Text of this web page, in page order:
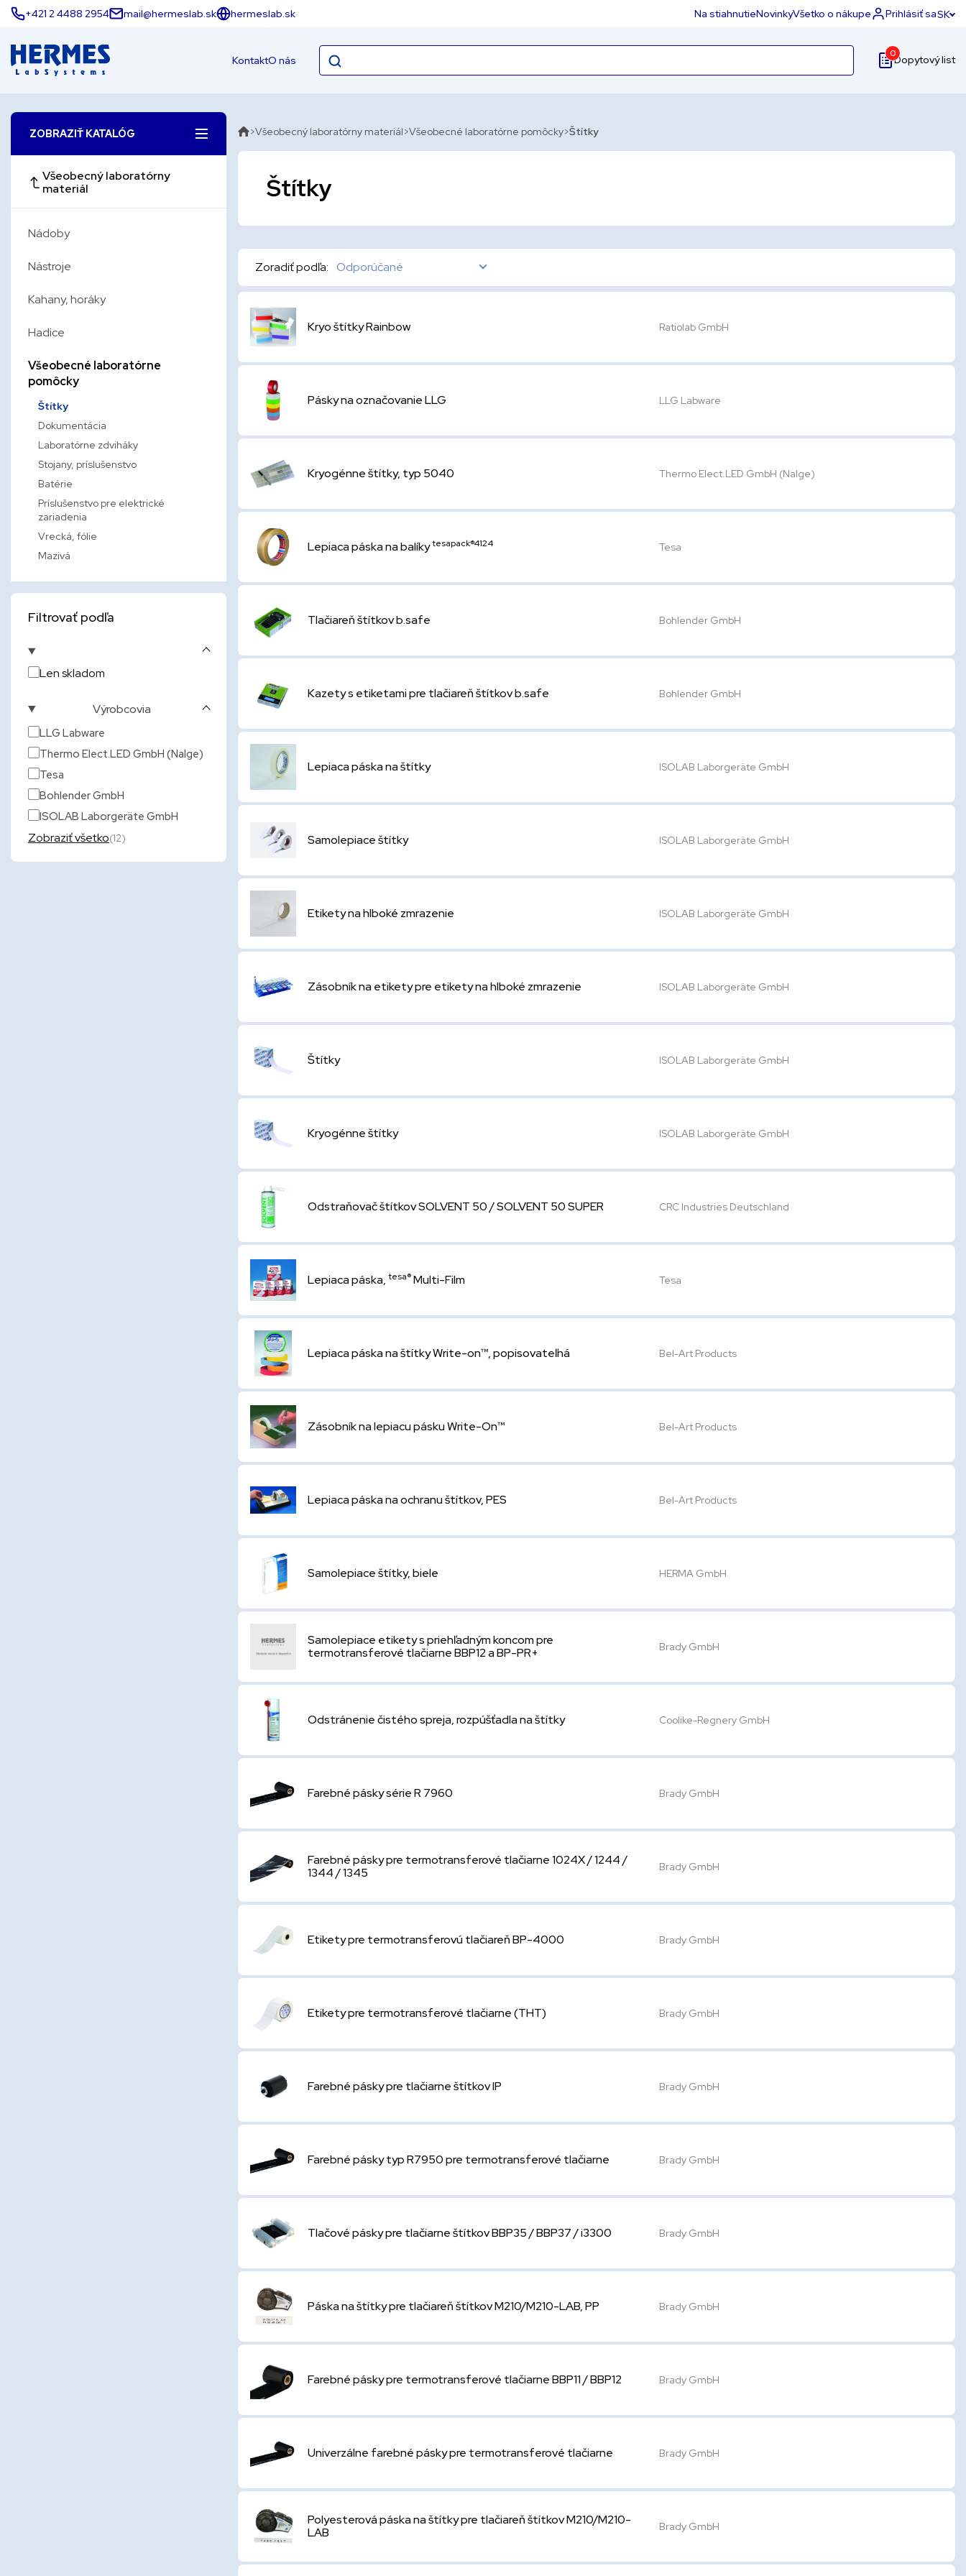
+421 2 4488 2954 mail@hermeslab.sk hermeslab.sk Na stiahnutieNovinkyVšetko o nákupe Prihlásiť saSK
KontaktO nás
0Dopytový list
ZOBRAZIŤ KATALÓG
Všeobecný laboratórny
materiál
Nádoby
Nástroje
Kahany, horáky
Hadice
Všeobecné laboratórne
pomôcky
Štítky
Dokumentácia
Laboratórne zdviháky
Stojany, príslušenstvo
Batérie
Príslušenstvo pre elektrické
zariadenia
Vrecká, fólie
Mazivá
Filtrovať podľa
Len skladom
Výrobcovia
LLG Labware
Thermo Elect.LED GmbH (Nalge)
Tesa
Bohlender GmbH
ISOLAB Laborgeräte GmbH
Zobraziť všetko(12)
Všeobecný laboratórny materiál Všeobecné laboratórne pomôcky Štítky
Štítky
Zoradiť podľa: Odporúčané
Kryo štítky Rainbow Ratiolab GmbH
Pásky na označovanie LLG LLG Labware
Kryogénne štítky, typ 5040 Thermo Elect.LED GmbH (Nalge)
Lepiaca páska na balíkytesapack®4124 Tesa
Tlačiareň štítkov b.safe Bohlender GmbH
Kazety s etiketami pre tlačiareň štítkov b.safe Bohlender GmbH
Lepiaca páska na štítky ISOLAB Laborgeräte GmbH
Samolepiace štítky ISOLAB Laborgeräte GmbH
Etikety na hlboké zmrazenie ISOLAB Laborgeräte GmbH
Zásobník na etikety pre etikety na hlboké zmrazenie ISOLAB Laborgeräte GmbH
Štítky ISOLAB Laborgeräte GmbH
Kryogénne štítky ISOLAB Laborgeräte GmbH
Odstraňovač štítkov SOLVENT 50 / SOLVENT 50 SUPER CRC Industries Deutschland
Lepiaca páska,tesa®Multi-Film Tesa
Lepiaca páska na štítky Write-on™, popisovateľná Bel-Art Products
Zásobník na lepiacu pásku Write-On™ Bel-Art Products
Lepiaca páska na ochranu štítkov, PES Bel-Art Products
Samolepiace štítky, biele HERMA GmbH
Samolepiace etikety s priehľadným koncom pre
termotransferové tlačiarne BBP12 a BP-PR+
Brady GmbH
Odstránenie čistého spreja, rozpúšťadla na štítky Coolike-Regnery GmbH
Farebné pásky série R 7960 Brady GmbH
Farebné pásky pre termotransferové tlačiarne 1024X / 1244 /
1344 / 1345
Brady GmbH
Etikety pre termotransferovú tlačiareň BP-4000 Brady GmbH
Etikety pre termotransferové tlačiarne (THT) Brady GmbH
Farebné pásky pre tlačiarne štítkov IP Brady GmbH
Farebné pásky typ R7950 pre termotransferové tlačiarne Brady GmbH
Tlačové pásky pre tlačiarne štítkov BBP35 / BBP37 / i3300 Brady GmbH
Páska na štítky pre tlačiareň štítkov M210/M210-LAB, PP Brady GmbH
Farebné pásky pre termotransferové tlačiarne BBP11 / BBP12 Brady GmbH
Univerzálne farebné pásky pre termotransferové tlačiarne Brady GmbH
Polyesterová páska na štítky pre tlačiareň štítkov M210/M210-
LAB
Brady GmbH